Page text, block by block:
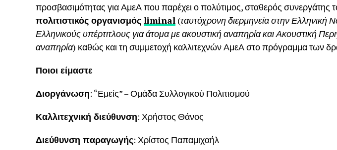
προσβασιμότητας για ΑμεΑ που παρέχει ο πολύτιμος, σταθερός συνεργάτης
πολιτιστικός οργανισμός liminal (ταυτόχρονη διερμηνεία στην Ελληνική
Ελληνικούς υπέρτιτλους για άτομα με ακουστική αναπηρία και Ακουστική
αναπηρία) καθώς και τη συμμετοχή καλλιτεχνών ΑμεΑ στο πρόγραμμα των
Ποιοι είμαστε
Διοργάνωση: “Εμείς” – Ομάδα Συλλογικού Πολιτισμού
Καλλιτεχνική διεύθυνση: Χρήστος Θάνος
Διεύθυνση παραγωγής: Χρίστος Παπαμιχαήλ